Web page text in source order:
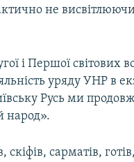
не
і Першої світових
уряду УНР в
Русь ми
народ».
сарматів,